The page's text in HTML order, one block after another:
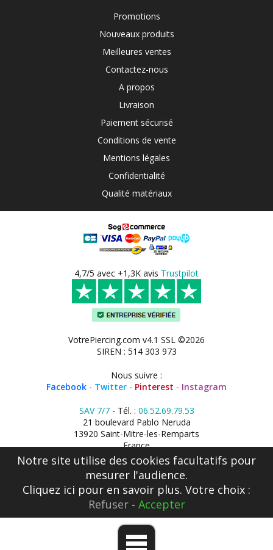
Promotions
Nouveaux produits
Meilleures ventes
Contactez-nous
A propos
Livraison
Paiement sécurisé
Conditions de vente
Mentions légales
Confidentialité
Qualité matériaux
4,7/5 avec +1,3K avis Trustpilot
VotrePiercing.com v4.1 SSL ©2026
SIREN : 514 303 973
Nous suivre :
Facebook - Twitter - Pinterest - Instagram
SAV 7/7- Tél. : 06.52.69.79.53
21 boulevard Pablo Neruda
13920 Saint-Mitre-les-Remparts
France
Notre site utilise des cookies facultatifs pour
mesurer l'audience.
Cliquez ici pour en savoir plus. Votre choix :
Refuser- Accepter